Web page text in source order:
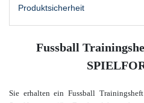
Produktsicherheit
Fussball
Sie erhalten ein Fussball